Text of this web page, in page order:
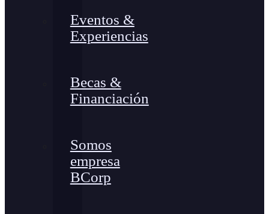
Eventos &
Experiencias
Becas &
Financiación
Somos
empresa
BCorp